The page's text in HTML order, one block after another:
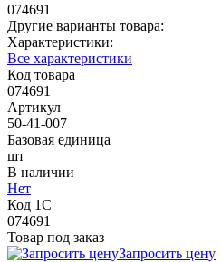
074691
Другие варианты товара:
Характеристики:
Все характеристики
Код товара
074691
Артикул
50-41-007
Базовая единица
шт
В наличии
Нет
Код 1С
074691
Товар под заказ
Запросить цену